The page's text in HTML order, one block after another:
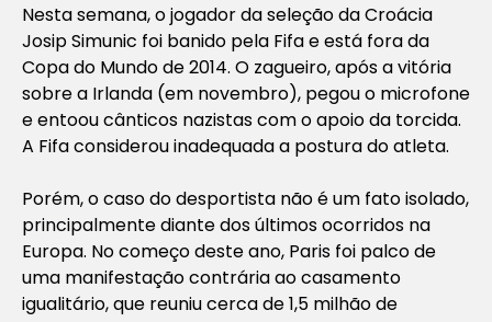
Nesta semana, o jogador da seleção da Croácia
Josip Simunic foi banido pela Fifa e está fora da
Copa do Mundo de 2014. O zagueiro, após a vitória
sobre a Irlanda (em novembro), pegou o microfone
e entoou cânticos nazistas com o apoio da torcida.
A Fifa considerou inadequada a postura do atleta.
Porém, o caso do desportista não é um fato isolado,
principalmente diante dos últimos ocorridos na
Europa. No começo deste ano, Paris foi palco de
uma manifestação contrária ao casamento
igualitário, que reuniu cerca de 1,5 milhão de